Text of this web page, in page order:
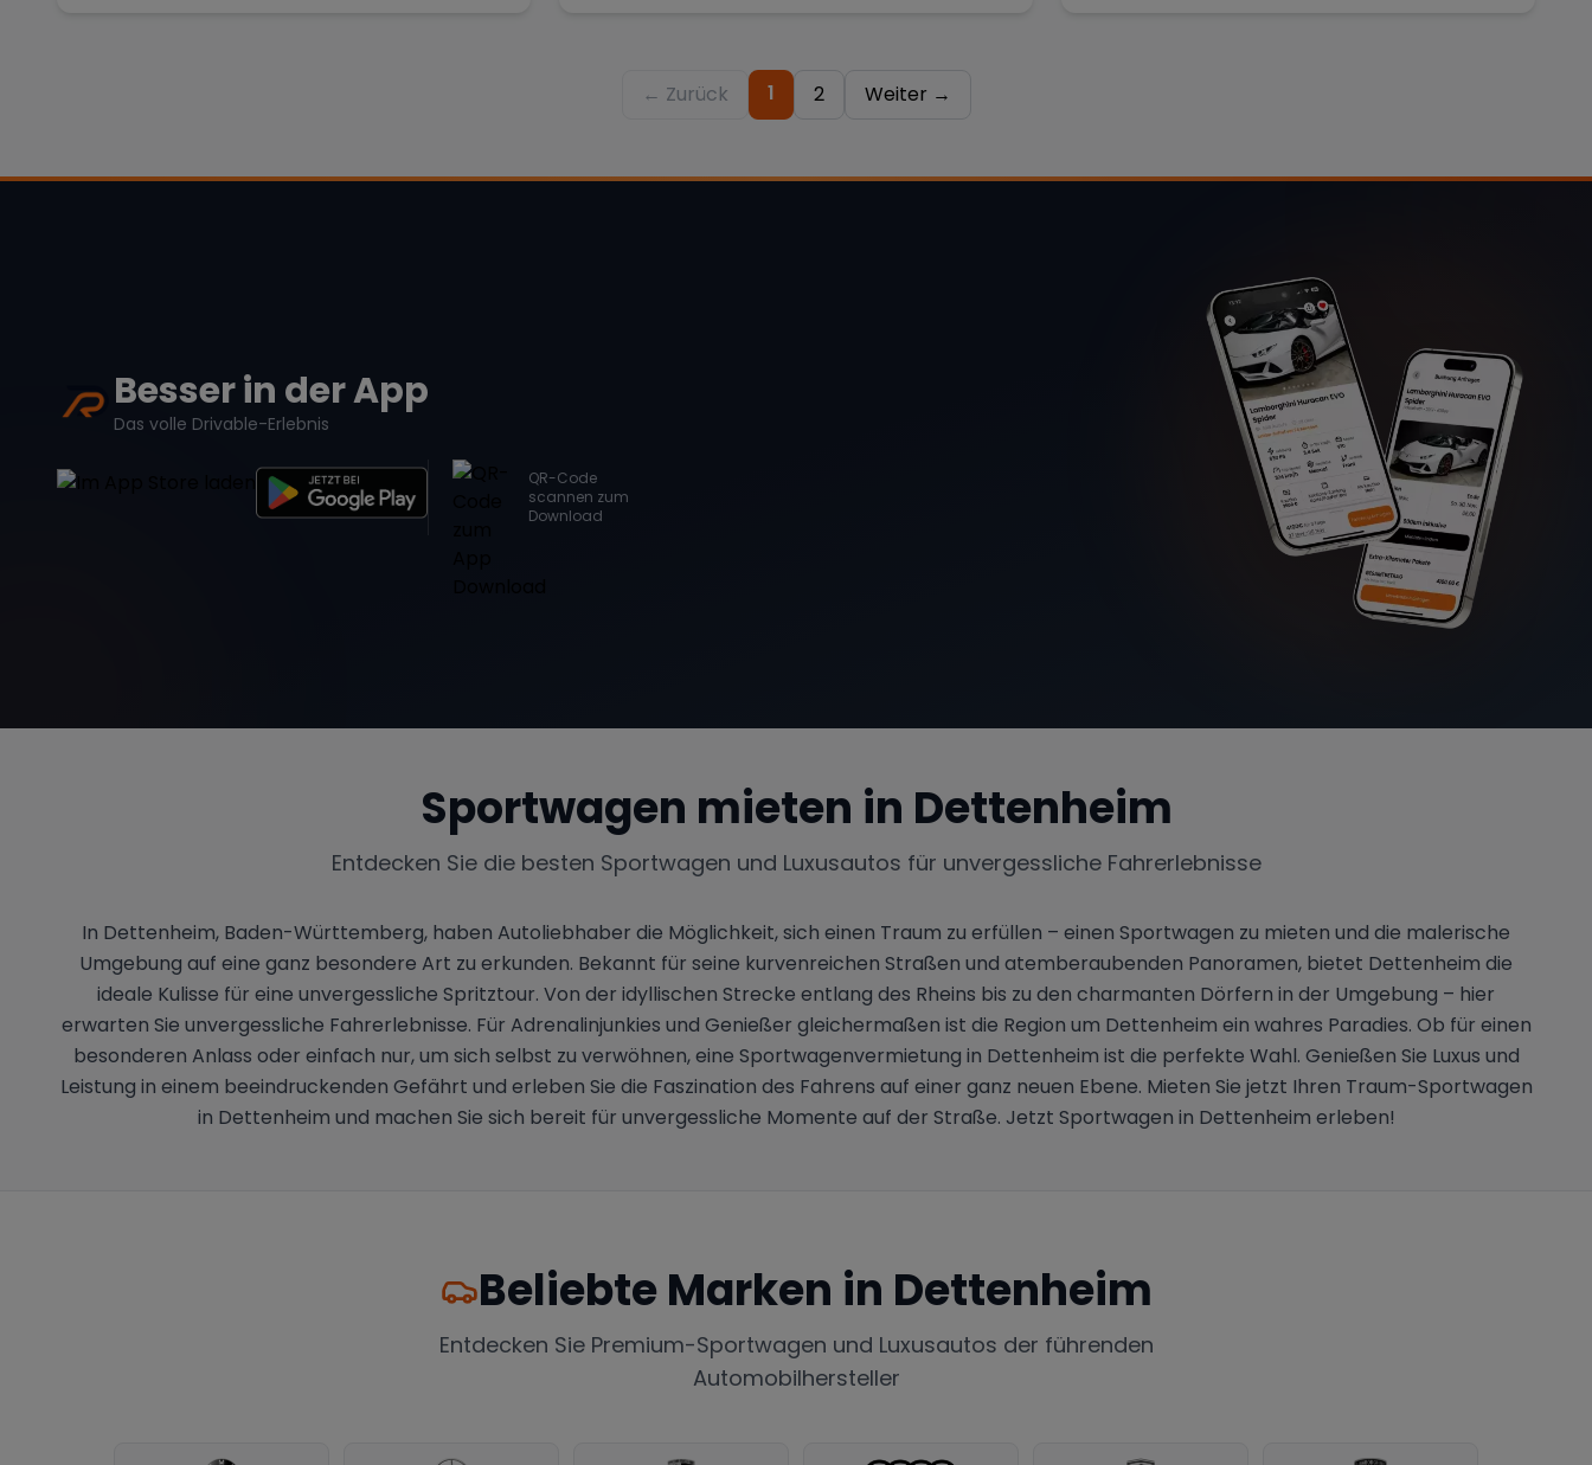
← Zurück 1 2 Weiter →
Besser in der App
Das volle Drivable-Erlebnis
QR-Code
scannen zum
Download
Sportwagen mieten in Dettenheim
Entdecken Sie die besten Sportwagen und Luxusautos für unvergessliche Fahrerlebnisse
In Dettenheim, Baden-Württemberg, haben Autoliebhaber die Möglichkeit, sich einen Traum zu erfüllen – einen Sportwagen zu mieten und die malerische
Umgebung auf eine ganz besondere Art zu erkunden. Bekannt für seine kurvenreichen Straßen und atemberaubenden Panoramen, bietet Dettenheim die
ideale Kulisse für eine unvergessliche Spritztour. Von der idyllischen Strecke entlang des Rheins bis zu den charmanten Dörfern in der Umgebung – hier
erwarten Sie unvergessliche Fahrerlebnisse. Für Adrenalinjunkies und Genießer gleichermaßen ist die Region um Dettenheim ein wahres Paradies. Ob für einen
besonderen Anlass oder einfach nur, um sich selbst zu verwöhnen, eine Sportwagenvermietung in Dettenheim ist die perfekte Wahl. Genießen Sie Luxus und
Leistung in einem beeindruckenden Gefährt und erleben Sie die Faszination des Fahrens auf einer ganz neuen Ebene. Mieten Sie jetzt Ihren Traum-Sportwagen
in Dettenheim und machen Sie sich bereit für unvergessliche Momente auf der Straße. Jetzt Sportwagen in Dettenheim erleben!
Beliebte Marken in Dettenheim
Entdecken Sie Premium-Sportwagen und Luxusautos der führenden
Automobilhersteller